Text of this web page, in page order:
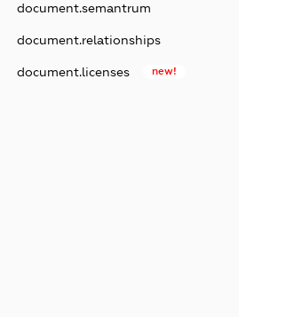
document.semantrum
document.relationships
document.licenses new!